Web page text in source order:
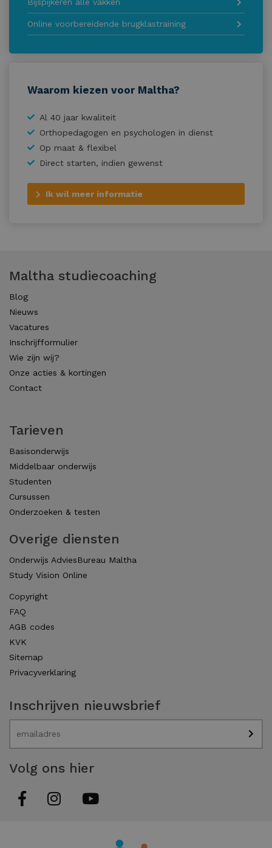
Online voorbereidende brugklastraining
Waarom kiezen voor Maltha?
Al 40 jaar kwaliteit
Orthopedagogen en psychologen in dienst
Op maat & flexibel
Direct starten, indien gewenst
Ik wil meer informatie
Maltha studiecoaching
Blog
Nieuws
Vacatures
Inschrijfformulier
Wie zijn wij?
Onze acties & kortingen
Contact
Tarieven
Basisonderwijs
Middelbaar onderwijs
Studenten
Cursussen
Onderzoeken & testen
Overige diensten
Onderwijs AdviesBureau Maltha
Study Vision Online
Copyright
FAQ
AGB codes
KVK
Sitemap
Privacyverklaring
Inschrijven nieuwsbrief
Volg ons hier